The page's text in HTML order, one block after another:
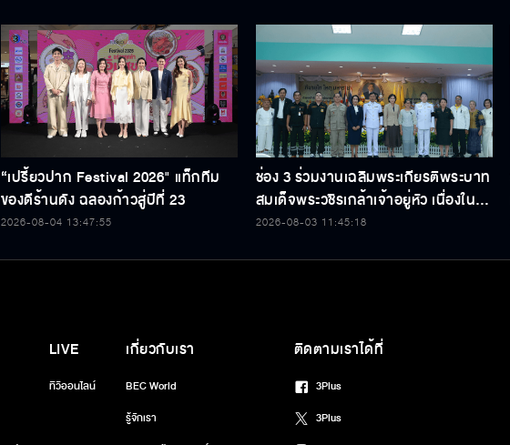
“เปรี้ยวปาก Festival 2026" แท็กทีม
ของดีร้านดัง ฉลองก้าวสู่ปีที่ 23
2026-08-04 13:47:55
ช่อง 3 ร่วมงานเฉลิมพระเกียรติพระบาท
สมเด็จพระวชิรเกล้าเจ้าอยู่หัว เนื่องใน
โอกาสวันเฉลิมพระชนมพรรษา 74
2026-08-03 11:45:18
LIVE
ทีวีออนไลน์
เกี่ยวกับเรา
BEC World
รู้จักเรา
ติดตามเราได้ที่
3Plus
3Plus